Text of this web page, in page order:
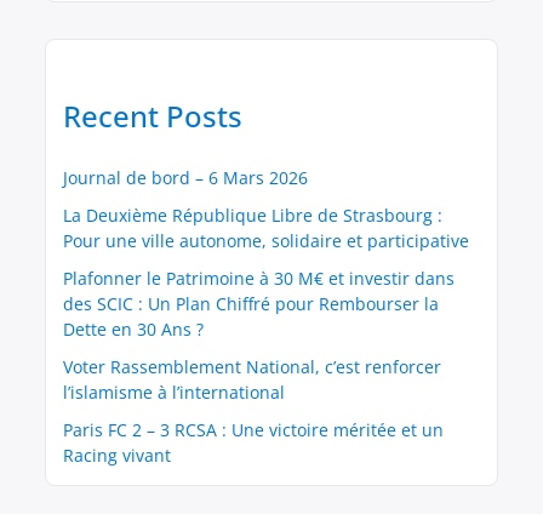
Recent Posts
Journal de bord – 6 Mars 2026
La Deuxième République Libre de Strasbourg :
Pour une ville autonome, solidaire et participative
Plafonner le Patrimoine à 30 M€ et investir dans
des SCIC : Un Plan Chiffré pour Rembourser la
Dette en 30 Ans ?
Voter Rassemblement National, c’est renforcer
l’islamisme à l’international
Paris FC 2 – 3 RCSA : Une victoire méritée et un
Racing vivant